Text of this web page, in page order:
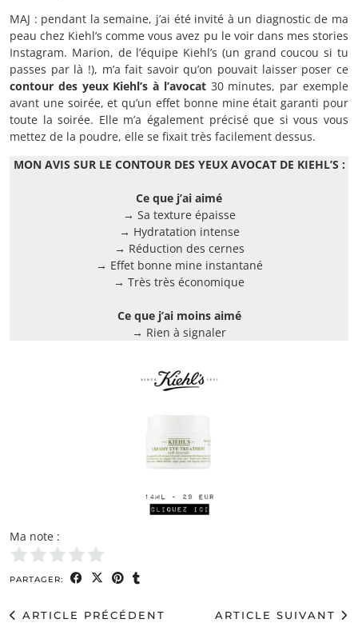
MAJ : pendant la semaine, j’ai été invité à un diagnostic de ma
peau chez Kiehl’s comme vous avez pu le voir dans mes stories
Instagram. Marion, de l’équipe Kiehl’s (un grand coucou si tu
passes par là !), m’a fait savoir qu’on pouvait laisser poser ce
contour des yeux Kiehl’s à l’avocat30 minutes, par exemple
avant une soirée, et qu’un effet bonne mine était garanti pour
toute la soirée. Elle m’a également précisé que si vous vous
mettez de la poudre, elle se fixait très facilement dessus.
MON AVIS SUR LE CONTOUR DES YEUX AVOCAT DE KIEHL’S :
Ce que j’ai aimé
→ Sa texture épaisse
→ Hydratation intense
→ Réduction des cernes
→ Effet bonne mine instantané
→ Très très économique
Ce que j’ai moins aimé
→ Rien à signaler
Ma note :
PARTAGER:
ARTICLE PRÉCÉDENT
ARTICLE SUIVANT